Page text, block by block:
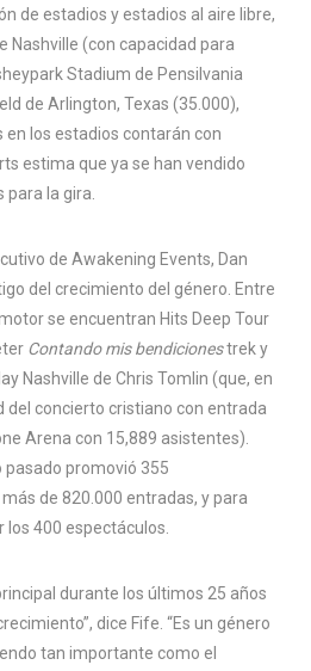
de estadios y estadios al aire libre,
Nashville (con capacidad para
Stadium de Pensilvania
de Arlington, Texas (35.000),
los estadios contarán con
estima que ya se han vendido
la gira.
de Awakening Events, Dan
del crecimiento del género. Entre
se encuentran Hits Deep Tour
Contando mis bendicionestrek y
Nashville de Chris Tomlin (que, en
del concierto cristiano con entrada
Arena con 15,889 asistentes).
pasado promovió 355
de 820.000 entradas, y para
400 espectáculos.
durante los últimos 25 años
dice Fife. “Es un género
tan importante como el